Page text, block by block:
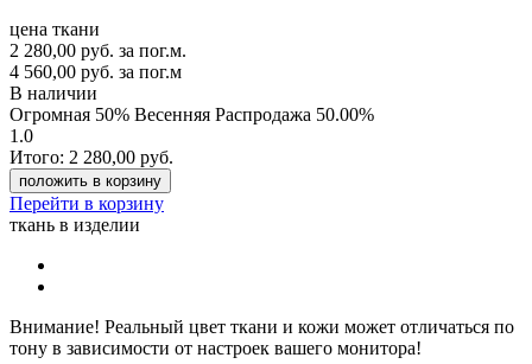
цена ткани
2 280,00 руб. за пог.м.
4 560,00 руб. за пог.м
В наличии
Огромная 50% Весенняя Распродажа 50.00%
1.0
Итого: 2 280,00 руб.
положить в корзину
Перейти в корзину
ткань в изделии
Внимание! Реальный цвет ткани и кожи может отличаться по
тону в зависимости от настроек вашего монитора!